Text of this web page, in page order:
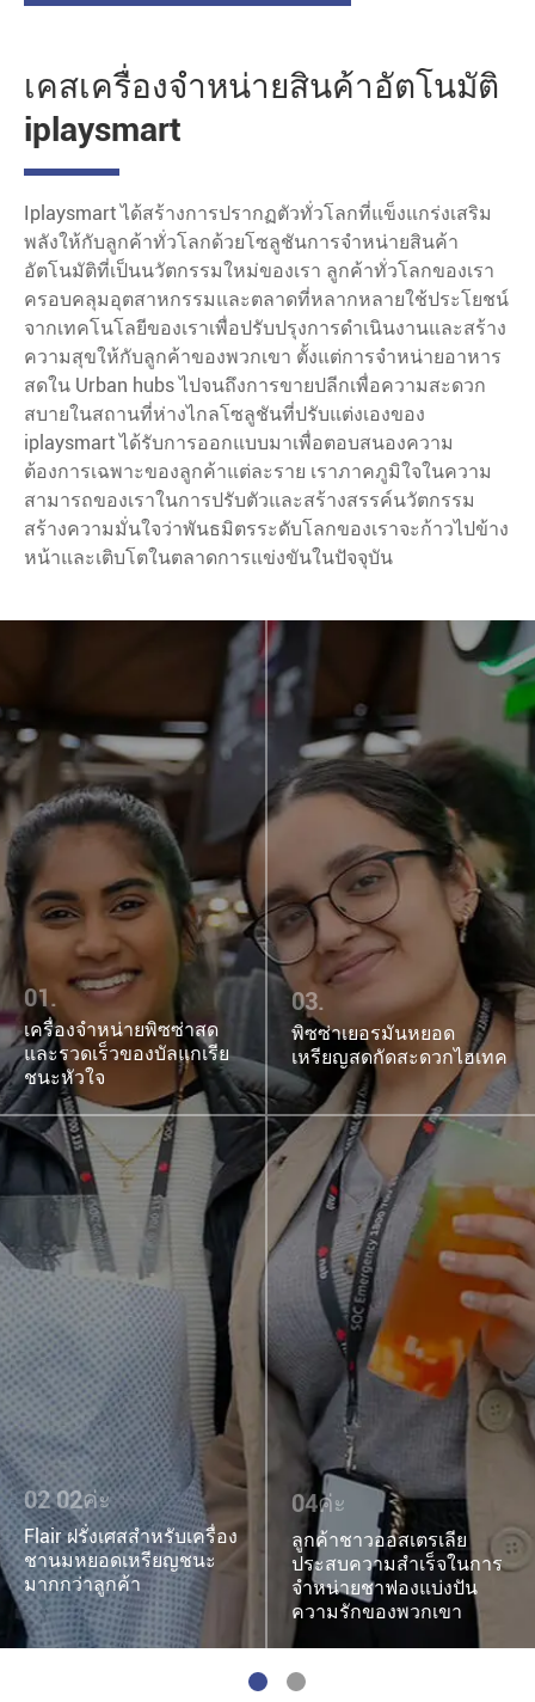
เคสเครื่องจำหน่ายสินค้าอัตโนมัติ
iplaysmart
Iplaysmart ได้สร้างการปรากฏตัวทั่วโลกที่แข็งแกร่งเสริม
พลังให้กับลูกค้าทั่วโลกด้วยโซลูชันการจำหน่ายสินค้า
อัตโนมัติที่เป็นนวัตกรรมใหม่ของเรา ลูกค้าทั่วโลกของเรา
ครอบคลุมอุตสาหกรรมและตลาดที่หลากหลายใช้ประโยชน์
จากเทคโนโลยีของเราเพื่อปรับปรุงการดำเนินงานและสร้าง
ความสุขให้กับลูกค้าของพวกเขา ตั้งแต่การจำหน่ายอาหาร
สดใน Urban hubs ไปจนถึงการขายปลีกเพื่อความสะดวก
สบายในสถานที่ห่างไกลโซลูชันที่ปรับแต่งเองของ
iplaysmart ได้รับการออกแบบมาเพื่อตอบสนองความ
ต้องการเฉพาะของลูกค้าแต่ละราย เราภาคภูมิใจในความ
สามารถของเราในการปรับตัวและสร้างสรรค์นวัตกรรม
สร้างความมั่นใจว่าพันธมิตรระดับโลกของเราจะก้าวไปข้าง
หน้าและเติบโตในตลาดการแข่งขันในปัจจุบัน
01.
เครื่องจำหน่ายพิซซ่าสด
และรวดเร็วของบัลแกเรีย
ชนะหัวใจ
02 02ค่ะ
Flair ฝรั่งเศสสำหรับเครื่อง
ชานมหยอดเหรียญชนะ
มากกว่าลูกค้า
03.
พิซซ่าเยอรมันหยอด
เหรียญสดกัดสะดวกไฮเทค
04ค่ะ
ลูกค้าชาวออสเตรเลีย
ประสบความสำเร็จในการ
จำหน่ายชาฟองแบ่งปัน
ความรักของพวกเขา